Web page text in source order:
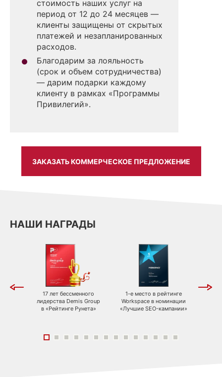
стоимость наших услуг на
период от 12 до 24 месяцев —
клиенты защищены от скрытых
платежей и незапланированных
расходов.
Благодарим за лояльность
(срок и объем сотрудничества)
— дарим подарки каждому
клиенту в рамках «Программы
Привилегий».
ЗАКАЗАТЬ КОММЕРЧЕСКОЕ ПРЕДЛОЖЕНИЕ
НАШИ НАГРАДЫ
17 лет бессменного
лидерства Demis Group
в «Рейтинге Рунета»
1-е место в рейтинге
Workspace в номинации
«Лучшие SEO-кампании»